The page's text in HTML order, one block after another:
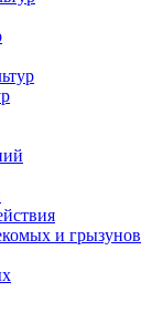
и грызунов